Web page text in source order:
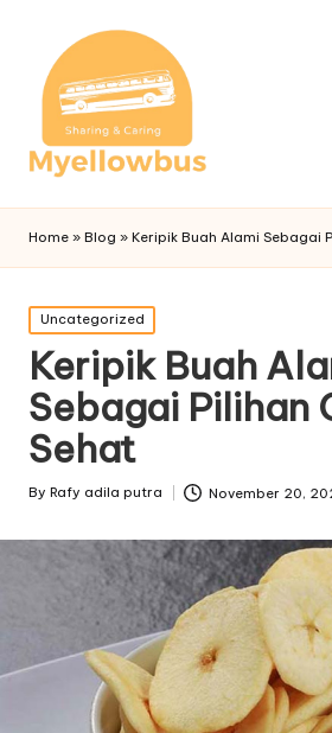
Home » Blog » Keripik Buah Alami Sebagai
Posted
in
Uncategorized
Keripik Buah
Sebagai Pilihan
Sehat
Posted
By Rafy adila putra November 20,